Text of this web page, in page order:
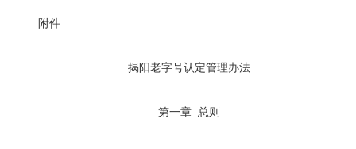
附件
揭阳老字号认定管理办法
第一章 总则